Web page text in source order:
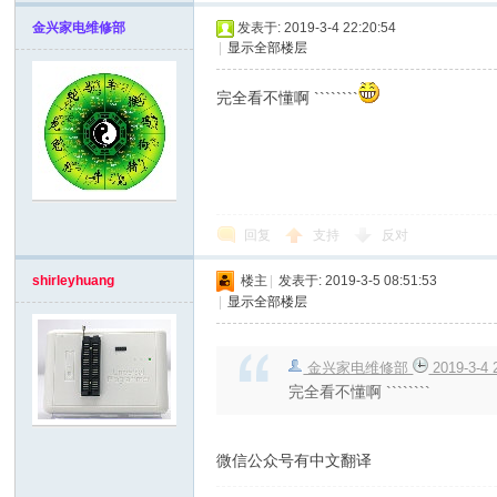
金兴家电维修部
发表于: 2019-3-4 22:20:54
显示全部楼层
完全看不懂啊 ````````
回复 支持 反对
shirleyhuang 楼主
发表于: 2019-3-5 08:51:53
显示全部楼层
金兴家电维修部 2019-3-4
完全看不懂啊 ````````
微信公众号有中文翻译